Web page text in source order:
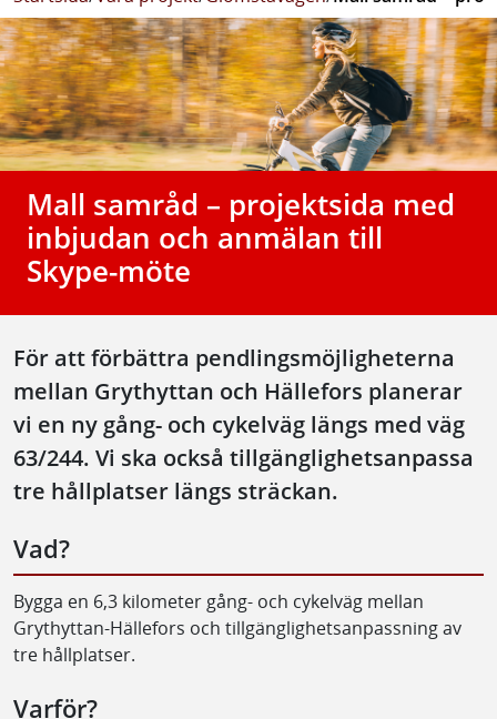
Mall samråd – projektsida med
inbjudan och anmälan till
Skype-möte
För att förbättra pendlingsmöjligheterna
mellan Grythyttan och Hällefors planerar
vi en ny gång- och cykelväg längs med väg
63/244. Vi ska också tillgänglighetsanpassa
tre hållplatser längs sträckan.
Vad?
Bygga en 6,3 kilometer gång- och cykelväg mellan
Grythyttan-Hällefors och tillgänglighetsanpassning av
tre hållplatser.
Varför?